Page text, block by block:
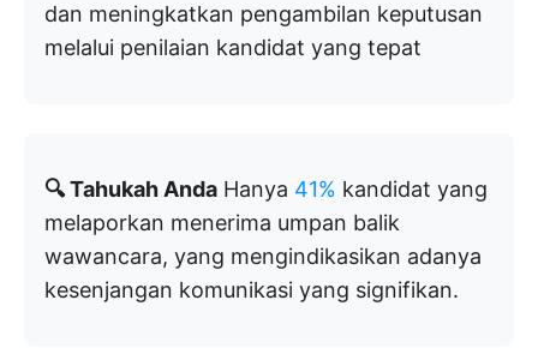
dan meningkatkan pengambilan keputusan
melalui penilaian kandidat yang tepat
🔍 Tahukah Anda Hanya 41% kandidat yang
melaporkan menerima umpan balik
wawancara, yang mengindikasikan adanya
kesenjangan komunikasi yang signifikan.